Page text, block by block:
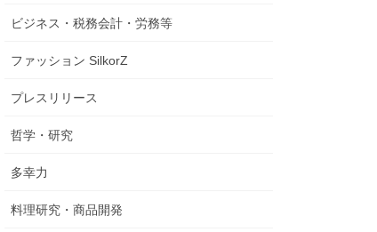
ビジネス・税務会計・労務等
ファッション SilkorZ
プレスリリース
哲学・研究
多幸力
料理研究・商品開発